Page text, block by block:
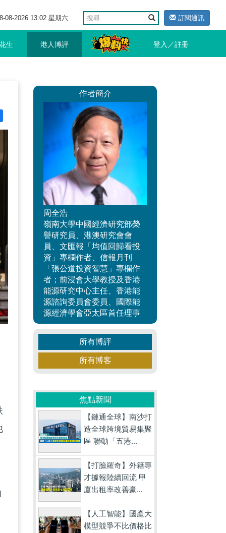
08-2026 13:02 星期六 訂閱通訊
生 港人博評 登入／註冊
作者簡介
周全浩
嶺南大學中國經濟研究部榮
譽研究員、港澳研究會會
員、文匯報「均值回歸看投
資」專欄作者、信報月刊
「張公道投資智慧」專欄作
者；前浸會大學教授及香港
能源研究中心主任、香港能
源諮詢委員會委員、國際能
源經濟學會亞太區首任理事
所有博評
所有博客
焦點新聞
【鏈通全球】南沙打
造全球跨境貿易集聚
區 聯動「五港...
【打臉羅奇】外籍專
才據報陸續回流 甲
廈出租率改善豪...
【人工智能】國產大
模型競爭不比價格比